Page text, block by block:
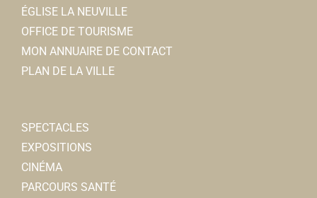
ÉGLISE LA NEUVILLE
OFFICE DE TOURISME
MON ANNUAIRE DE CONTACT
PLAN DE LA VILLE
SPECTACLES
EXPOSITIONS
CINÉMA
PARCOURS SANTÉ